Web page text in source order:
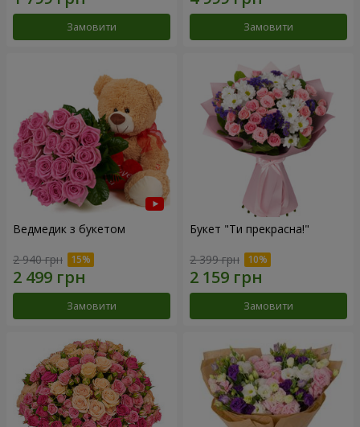
Замовити Замовити
Ведмедик з букетом
2 940 грн
Замовити
Букет "Ти прекрасна!"
2 399 грн
Замовити